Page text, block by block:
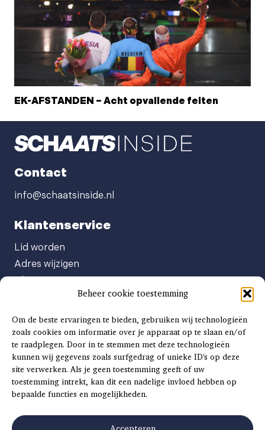
Beheer cookie toestemming
Om de beste ervaringen te bieden, gebruiken wij technologieën
zoals cookies om informatie over je apparaat op te slaan en/of
te raadplegen. Door in te stemmen met deze technologieën
kunnen wij gegevens zoals surfgedrag of unieke ID's op deze
site verwerken. Als je geen toestemming geeft of uw
toestemming intrekt, kan dit een nadelige invloed hebben op
bepaalde functies en mogelijkheden.
EK-AFSTANDEN – Acht opvallende feiten
Contact
info@schaatsinside.nl
Klantenservice
Lid worden
Adres wijzigen
Abonnement opzeggen
Afgeven automatische incasso
Factuur betalen
Klachtenformulier
Overige vragen
Adverteren
Advertentie Tariefkaart 2025